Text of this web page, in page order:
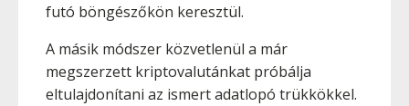
futó böngészőkön keresztül.
A másik módszer közvetlenül a már
megszerzett kriptovalutánkat próbálja
eltulajdonítani az ismert adatlopó trükkökkel.